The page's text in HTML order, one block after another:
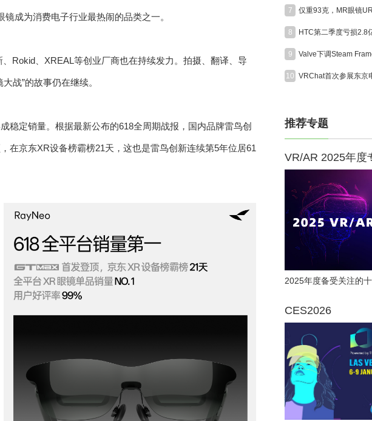
成为消费电子行业最热闹的品类之一。
Rokid、XREAL等创业厂商也在持续发力。拍摄、翻译、导
战”的故事仍在继续。
稳定销量。根据最新公布的618全周期战报，国内品牌雷鸟创
在京东XR设备榜霸榜21天，这也是雷鸟创新连续第5年位居61
7
8 HTC第二季度亏损2.8
9
10
推荐专题
VR/AR 2025年度
2025年度备受关注的
CES2026